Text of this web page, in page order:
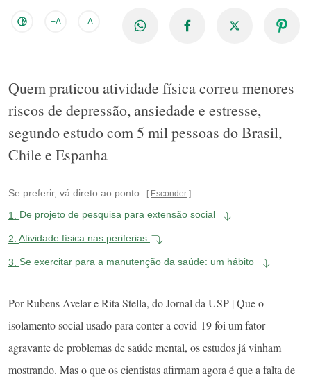
+A -A
Quem praticou atividade física correu menores
riscos de depressão, ansiedade e estresse,
segundo estudo com 5 mil pessoas do Brasil,
Chile e Espanha
Se preferir, vá direto ao ponto Esconder
1. De projeto de pesquisa para extensão social
2. Atividade física nas periferias
3. Se exercitar para a manutenção da saúde: um hábito
Por Rubens Avelar e Rita Stella, do Jornal da USP | Que o
isolamento social usado para conter a covid-19 foi um fator
agravante de problemas de saúde mental, os estudos já vinham
mostrando. Mas o que os cientistas afirmam agora é que a falta de